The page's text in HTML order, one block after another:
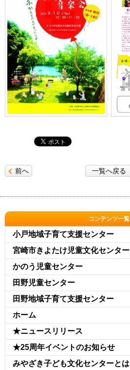
前へ 一覧へ戻る
コンテンツ一覧
小戸地域子育て支援センター
宮崎市きよたけ児童文化センター
かのう児童センター
田野児童センター
田野地域子育て支援センター
ホーム
★ニュースリリース
★25周年イベントのお知らせ
みやざき子ども文化センターとは